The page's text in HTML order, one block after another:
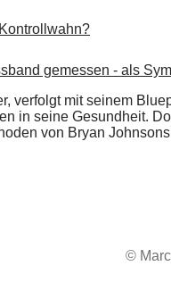
verfolgt mit seinem
in seine Gesundheit.
von Bryan
©